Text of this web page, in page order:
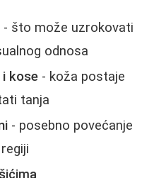
- što može uzrokovati
odnosa
i kose - koža postaje
tanja
- posebno povećanje